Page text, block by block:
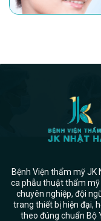
Bệnh Viện thẩm mỹ JK
ca phẫu thuật thẩm mỹ
chuyên nghiệp, đội
trang thiết bị hiện đại,
theo đúng chuẩn Bộ